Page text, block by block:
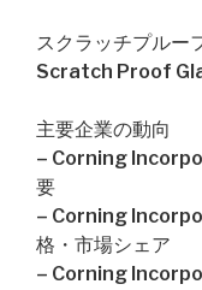
スクラッチプルー
Scratch Proof
主要企業の動向
– Corning
要
– Corning
格・市場シェア
– Corning